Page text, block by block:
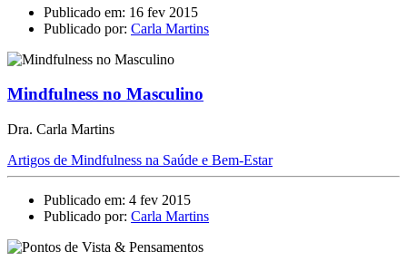
Publicado em: 16 fev 2015
Publicado por: Carla Martins
Mindfulness no Masculino
Dra. Carla Martins
Artigos de Mindfulness na Saúde e Bem-Estar
Publicado em: 4 fev 2015
Publicado por: Carla Martins